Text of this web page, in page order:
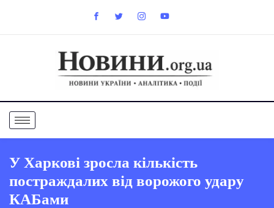
У Харкові зросла кількість
постраждалих від ворожого удару
КАБами